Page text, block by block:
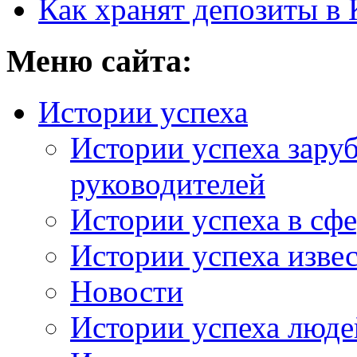
Как хранят депозиты в
Меню сайта:
Истории успеха
Истории успеха
руководителей
Истории успеха в
Истории успеха
Новости
Истории успеха